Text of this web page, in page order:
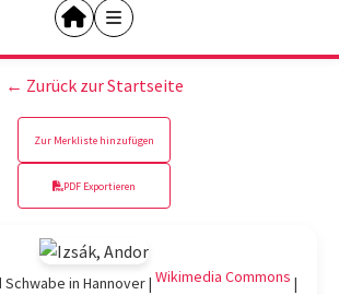
← Zurück zur Startseite
Zur Merkliste hinzufügen
PDF Exportieren
Schwabe in Hannover | Wikimedia Commons |